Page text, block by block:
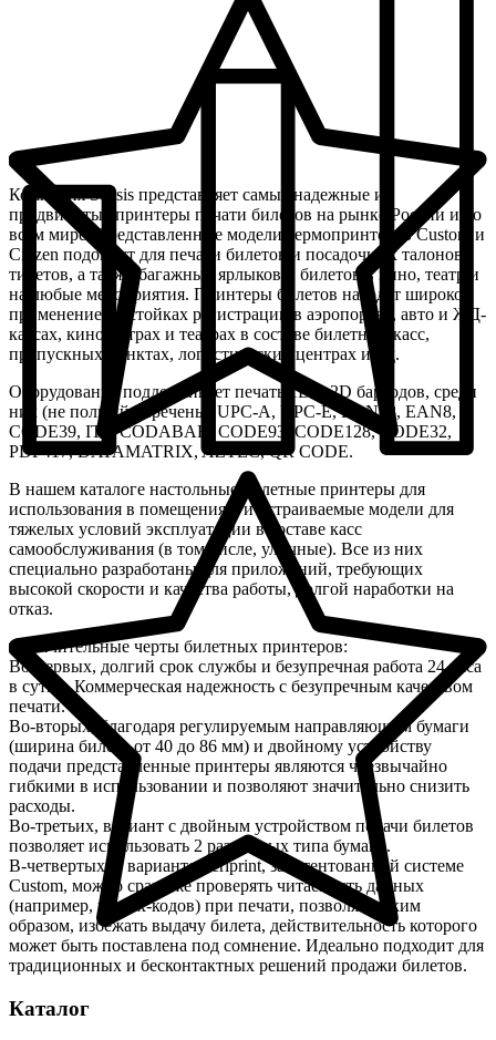
Компания Sensis представляет самые надежные и
продвинутые принтеры печати билетов на рынке России и во
всем мире. Представленные модели термопринтеров Custom и
Citizen подойдут для печати билетов и посадочных талонов,
тикетов, а также багажных ярлыков и билетов в кино, театр и
на любые мероприятия. Принтеры билетов находят широкое
применение на стойках регистрации в аэропортах, авто и ЖД-
кассах, кинотеатрах и театрах в составе билетных касс,
пропускных пунктах, логистических центрах и т.д.
Оборудование поддерживает печать 1D и 2D баркодов, среди
них (не полный перечень): UPC-A, UPC-E, EAN13, EAN8,
CODE39, ITF, CODABAR, CODE93, CODE128, CODE32,
PDF417, DATAMATRIX, AZTEC, QR CODE.
В нашем каталоге настольные билетные принтеры для
использования в помещениях, и встраиваемые модели для
тяжелых условий эксплуатации в составе касс
самообслуживания (в том числе, уличные). Все из них
специально разработаны для приложений, требующих
высокой скорости и качества работы, долгой наработки на
отказ.
Отличительные черты билетных принтеров:
Во-первых, долгий срок службы и безупречная работа 24 часа
в сутки. Коммерческая надежность с безупречным качеством
печати.
Во-вторых, благодаря регулируемым направляющим бумаги
(ширина билета от 40 до 86 мм) и двойному устройству
подачи представленные принтеры являются чрезвычайно
гибкими в использовании и позволяют значительно снизить
расходы.
Во-третьих, вариант с двойным устройством подачи билетов
позволяет использовать 2 различных типа бумаги.
В-четвертых, в варианте Veriprint, запатентованной системе
Custom, можно сразу же проверять читаемость данных
(например, штрих-кодов) при печати, позволяя, таким
образом, избежать выдачу билета, действительность которого
может быть поставлена под сомнение. Идеально подходит для
традиционных и бесконтактных решений продажи билетов.
Каталог